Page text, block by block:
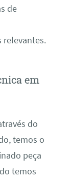
de
relevantes.
em
do
temos o
peça
temos